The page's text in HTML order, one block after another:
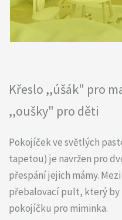
Křeslo ,,úšák" pro
,,oušky" pro děti
Pokojíček ve světlých
tapetou) je navržen pro
přespání jejich mámy.
přebalovací pult, který by
pokojíčku pro miminka.